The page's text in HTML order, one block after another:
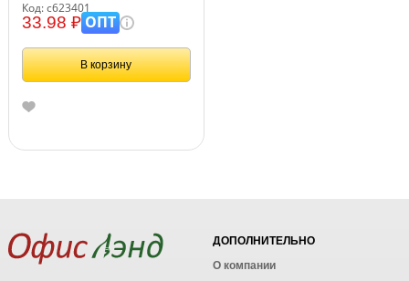
102148
Код: с623401
33.98 ₽ОПТ
В корзину
ДОПОЛНИТЕЛЬНО
О компании